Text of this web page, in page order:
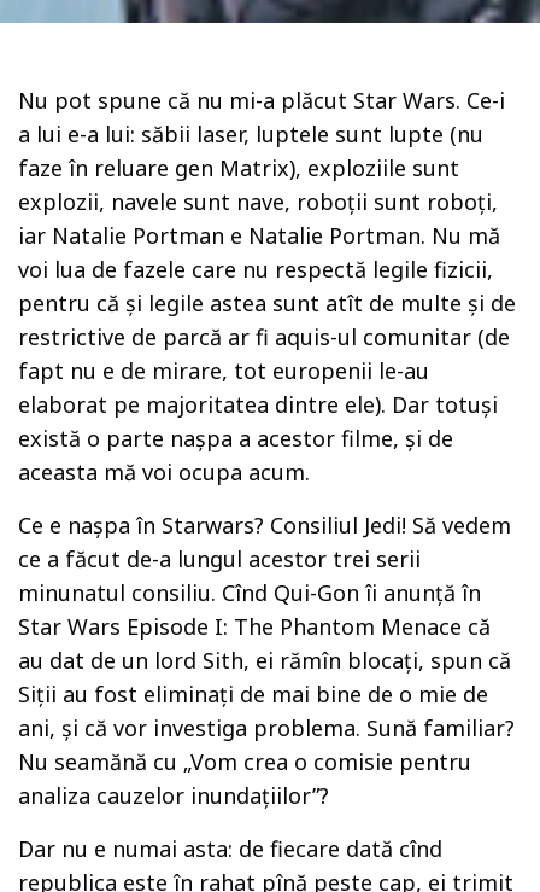
Nu pot spune că nu mi-a plăcut Star Wars. Ce-i
a lui e-a lui: săbii laser, luptele sunt lupte (nu
faze în reluare gen Matrix), exploziile sunt
explozii, navele sunt nave, roboții sunt roboți,
iar Natalie Portman e Natalie Portman. Nu mă
voi lua de fazele care nu respectă legile fizicii,
pentru că și legile astea sunt atît de multe și de
restrictive de parcă ar fi aquis-ul comunitar (de
fapt nu e de mirare, tot europenii le-au
elaborat pe majoritatea dintre ele). Dar totuși
există o parte nașpa a acestor filme, și de
aceasta mă voi ocupa acum.
Ce e nașpa în Starwars? Consiliul Jedi! Să vedem
ce a făcut de-a lungul acestor trei serii
minunatul consiliu. Cînd Qui-Gon îi anunță în
Star Wars Episode I: The Phantom Menace că
au dat de un lord Sith, ei rămîn blocați, spun că
Siții au fost eliminați de mai bine de o mie de
ani, și că vor investiga problema. Sună familiar?
Nu seamănă cu „Vom crea o comisie pentru
analiza cauzelor inundațiilor”?
Dar nu e numai asta: de fiecare dată cînd
republica este în rahat pînă peste cap, ei trimit